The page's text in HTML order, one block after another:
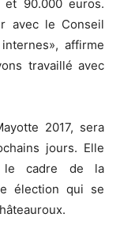
et 90.000 euros.
avec le Conseil
affirme
travaillé avec
2017, sera
jours. Elle
le cadre de la
élection qui se